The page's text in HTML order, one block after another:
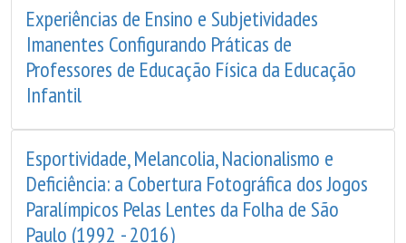
Experiências de Ensino e Subjetividades
Imanentes Configurando Práticas de
Professores de Educação Física da Educação
Infantil
Esportividade, Melancolia, Nacionalismo e
Deficiência: a Cobertura Fotográfica dos Jogos
Paralímpicos Pelas Lentes da Folha de São
Paulo (1992 - 2016)